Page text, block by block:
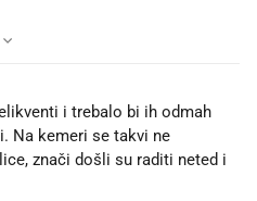
i trebalo bi ih odmah
Na kemeri se takvi ne
znači došli su raditi neted i